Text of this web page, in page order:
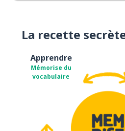
La recette
Apprendre
Mémorise du
vocabulaire